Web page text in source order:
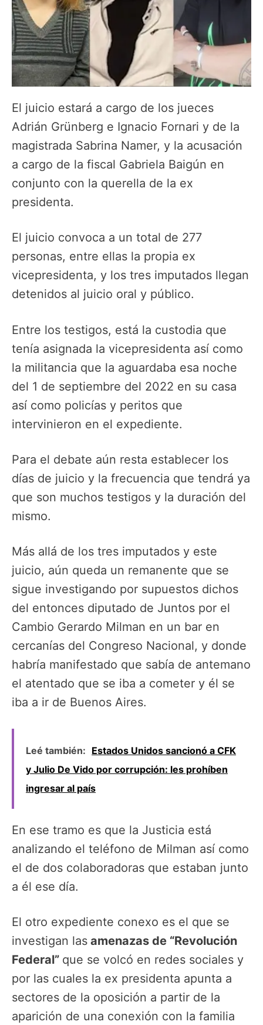
El juicio estará a cargo de los jueces
Adrián Grünberg e Ignacio Fornari y de la
magistrada Sabrina Namer, y la acusación
a cargo de la fiscal Gabriela Baigún en
conjunto con la querella de la ex
presidenta.
El juicio convoca a un total de 277
personas, entre ellas la propia ex
vicepresidenta, y los tres imputados llegan
detenidos al juicio oral y público.
Entre los testigos, está la custodia que
tenía asignada la vicepresidenta así como
la militancia que la aguardaba esa noche
del 1 de septiembre del 2022 en su casa
así como policías y peritos que
intervinieron en el expediente.
Para el debate aún resta establecer los
días de juicio y la frecuencia que tendrá ya
que son muchos testigos y la duración del
mismo.
Más allá de los tres imputados y este
juicio, aún queda un remanente que se
sigue investigando por supuestos dichos
del entonces diputado de Juntos por el
Cambio Gerardo Milman en un bar en
cercanías del Congreso Nacional, y donde
habría manifestado que sabía de antemano
el atentado que se iba a cometer y él se
iba a ir de Buenos Aires.
Leé también: Estados Unidos sancionó a CFK
y Julio De Vido por corrupción: les prohíben
ingresar al país
En ese tramo es que la Justicia está
analizando el teléfono de Milman así como
el de dos colaboradoras que estaban junto
a él ese día.
El otro expediente conexo es el que se
investigan las amenazas de “Revolución
Federal” que se volcó en redes sociales y
por las cuales la ex presidenta apunta a
sectores de la oposición a partir de la
aparición de una conexión con la familia